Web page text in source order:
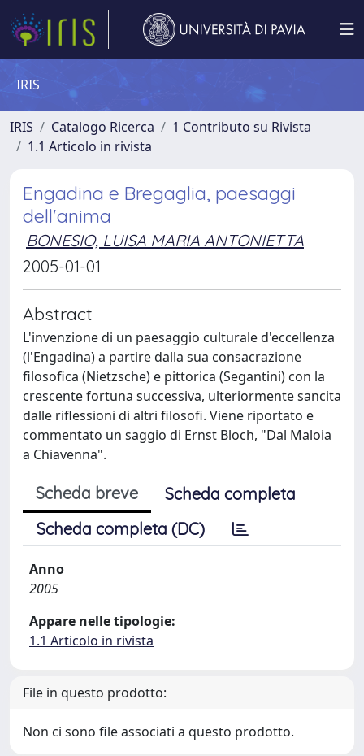
IRIS
IRIS Catalogo Ricerca
1 Contributo su Rivista
1.1 Articolo in rivista
Engadina e Bregaglia, paesaggi
dell'anima
BONESIO, LUISA MARIA ANTONIETTA
2005-01-01
Abstract
L'invenzione di un paesaggio culturale d'eccellenza
(l'Engadina) a partire dalla sua consacrazione
filosofica (Nietzsche) e pittorica (Segantini) con la
crescente fortuna successiva, ulteriormente sancita
dalle riflessioni di altri filosofi. Viene riportato e
commentato un saggio di Ernst Bloch, "Dal Maloia
a Chiavenna".
Scheda breve
Scheda completa
Scheda completa (DC)
Anno
2005
Appare nelle tipologie:
1.1 Articolo in rivista
File in questo prodotto:
Non ci sono file associati a questo prodotto.